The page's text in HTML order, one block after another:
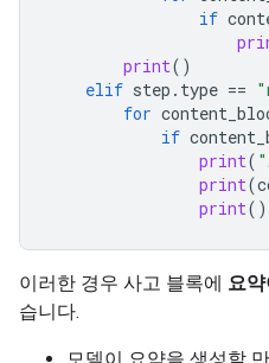
if
print()
elif step . type ==
for
if
print(
print(
print()
이러한 경우 사고 블록에 요
습니다.